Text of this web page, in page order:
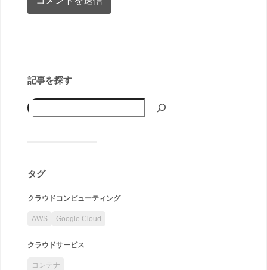
記事を探す
タグ
クラウドコンピューティング
AWS Google Cloud
クラウドサービス
コンテナ